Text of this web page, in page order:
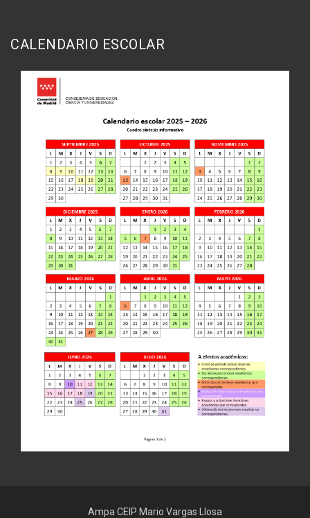
CALENDARIO ESCOLAR
Ampa CEIP Mario Vargas Llosa